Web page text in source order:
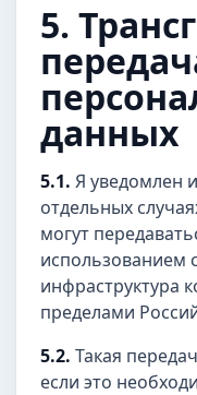
5.
данных
5.1. Я уведомлен
отдельных
могут
использованием
инфраструктура
пределами
5.2. Такая
если это